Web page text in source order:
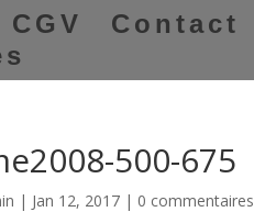
CGV Contact
500-675
| Jan 12, 2017 | 0 commentaires